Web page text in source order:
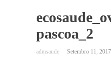
pascoa_2
Setembro 11, 2017